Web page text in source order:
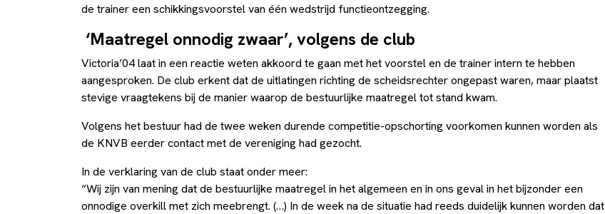
de trainer een schikkingsvoorstel van één wedstrijd functieontzegging.
‘Maatregel onnodig zwaar’, volgens de club
Victoria’04 laat in een reactie weten akkoord te gaan met het voorstel en de trainer intern te hebben
aangesproken. De club erkent dat de uitlatingen richting de scheidsrechter ongepast waren, maar plaatst
stevige vraagtekens bij de manier waarop de bestuurlijke maatregel tot stand kwam.
Volgens het bestuur had de twee weken durende competitie-opschorting voorkomen kunnen worden als
de KNVB eerder contact met de vereniging had gezocht.
In de verklaring van de club staat onder meer:
“Wij zijn van mening dat de bestuurlijke maatregel in het algemeen en in ons geval in het bijzonder een
onnodige overkill met zich meebrengt. (…) In de week na de situatie had reeds duidelijk kunnen worden dat